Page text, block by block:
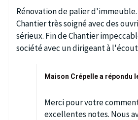
Rénovation de palier d'immeuble.
Chantier très soigné avec des
sérieux. Fin de Chantier
société avec un dirigeant à
Maison Crépelle a répondu
Merci pour votre
excellentes notes. Nous